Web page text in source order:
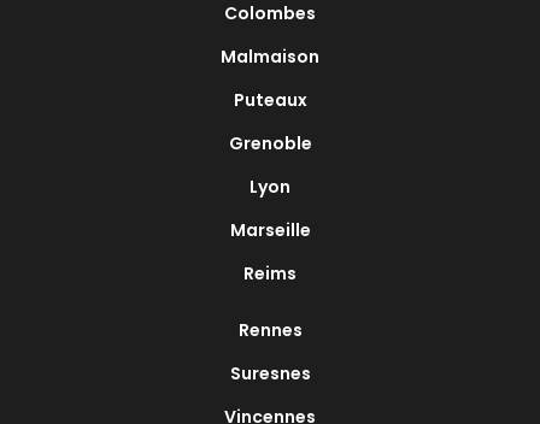
Colombes
Malmaison
Puteaux
Grenoble
Lyon
Marseille
Reims
Rennes
Suresnes
Vincennes